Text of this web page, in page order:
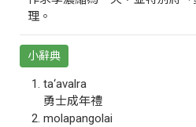
理。
小辭典
ta‘avalra
勇士成年禮
molapangolai